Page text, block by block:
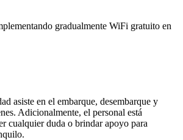
gradualmente WiFi gratuito en
asiste en el embarque, desembarque y
Adicionalmente, el personal está
cualquier duda o brindar apoyo para